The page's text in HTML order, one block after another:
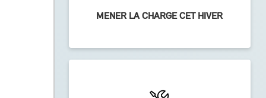
MENER LA CHARGE CET HIVER